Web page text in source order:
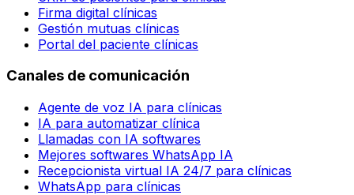
Firma digital clínicas
Gestión mutuas clínicas
Portal del paciente clínicas
Canales de comunicación
Agente de voz IA para clínicas
IA para automatizar clínica
Llamadas con IA softwares
Mejores softwares WhatsApp IA
Recepcionista virtual IA 24/7 para clínicas
WhatsApp para clínicas